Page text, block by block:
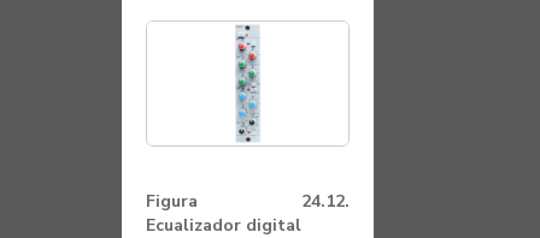
Figura 24.12.
Ecualizador digital